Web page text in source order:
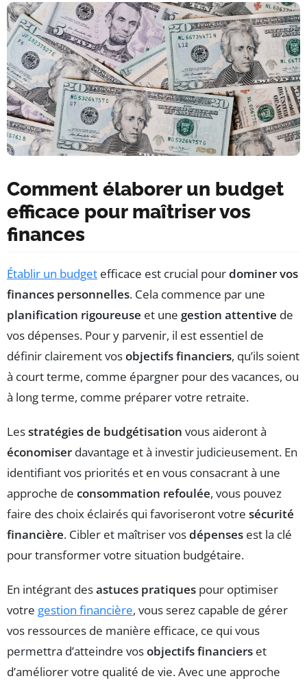
Comment élaborer un budget
efficace pour maîtriser vos
finances
Établir un budget efficace est crucial pourdominer vos
finances personnelles. Cela commence par une
planification rigoureuse et une gestion attentive de
vos dépenses. Pour y parvenir, il est essentiel de
définir clairement vosobjectifs financiers, qu’ils soient
à court terme, comme épargner pour des vacances, ou
à long terme, comme préparer votre retraite.
Lesstratégies de budgétisation vous aideront à
économiser davantage et à investir judicieusement. En
identifiant vos priorités et en vous consacrant à une
approche de consommation refoulée, vous pouvez
faire des choix éclairés qui favoriseront votre sécurité
financière. Cibler et maîtriser vosdépenses est la clé
pour transformer votre situation budgétaire.
En intégrant desastuces pratiques pour optimiser
votre gestion financière, vous serez capable de gérer
vos ressources de manière efficace, ce qui vous
permettra d’atteindre vosobjectifs financiers et
d’améliorer votre qualité de vie. Avec une approche